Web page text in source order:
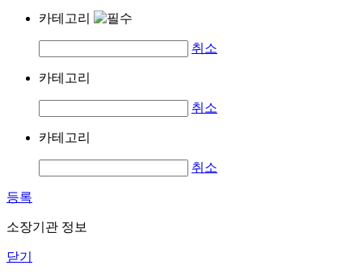
카테고리
취소
카테고리
취소
카테고리
취소
등록
소장기관 정보
닫기